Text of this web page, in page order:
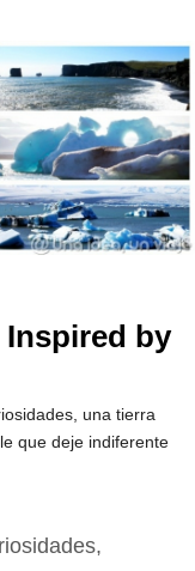
Inspired by
una tierra
que deje indiferente
,